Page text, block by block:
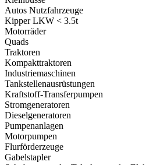
Autos Nutzfahrzeuge
Kipper LKW < 3.5t
Motorräder
Quads
Traktoren
Kompakttraktoren
Industriemaschinen
Tankstellenausrüstungen
Kraftstoff-Transferpumpen
Stromgeneratoren
Dieselgeneratoren
Pumpenanlagen
Motorpumpen
Flurförderzeuge
Gabelstapler